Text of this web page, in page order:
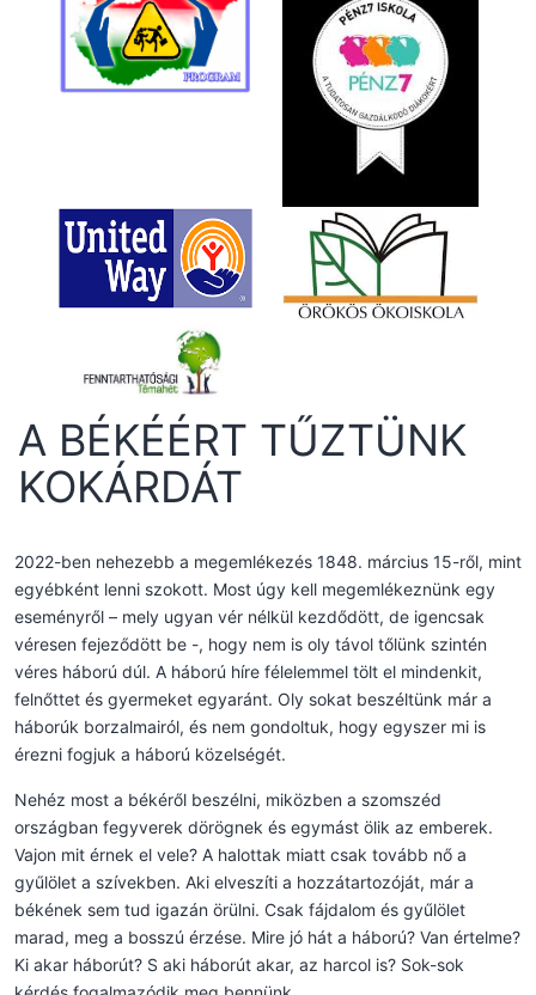
A BÉKÉÉRT TŰZTÜNK
KOKÁRDÁT
2022-ben nehezebb a megemlékezés 1848. március 15-ről, mint
egyébként lenni szokott. Most úgy kell megemlékeznünk egy
eseményről – mely ugyan vér nélkül kezdődött, de igencsak
véresen fejeződött be -, hogy nem is oly távol tőlünk szintén
véres háború dúl. A háború híre félelemmel tölt el mindenkit,
felnőttet és gyermeket egyaránt. Oly sokat beszéltünk már a
háborúk borzalmairól, és nem gondoltuk, hogy egyszer mi is
érezni fogjuk a háború közelségét.
Nehéz most a békéről beszélni, miközben a szomszéd
országban fegyverek dörögnek és egymást ölik az emberek.
Vajon mit érnek el vele? A halottak miatt csak tovább nő a
gyűlölet a szívekben. Aki elveszíti a hozzátartozóját, már a
békének sem tud igazán örülni. Csak fájdalom és gyűlölet
marad, meg a bosszú érzése. Mire jó hát a háború? Van értelme?
Ki akar háborút? S aki háborút akar, az harcol is? Sok-sok